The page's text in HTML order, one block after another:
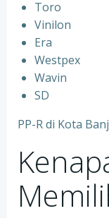
⁠Toro
⁠Vinilon
⁠Era
⁠Westpex
⁠Wavin
⁠SD
PP-R di Kota